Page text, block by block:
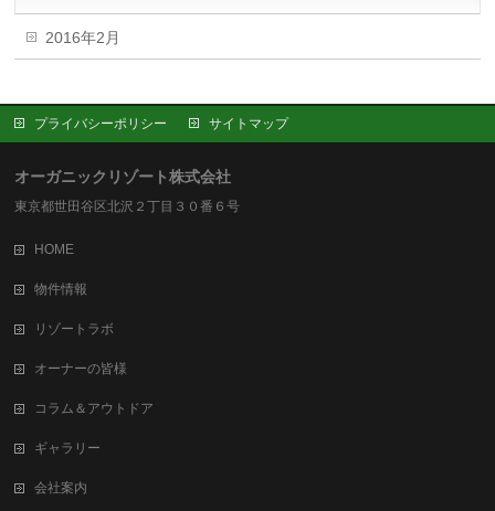
2016年2月
プライバシーポリシー サイトマップ
オーガニックリゾート株式会社
東京都世田谷区北沢２丁目３０番６号
HOME
物件情報
リゾートラボ
オーナーの皆様
コラム＆アウトドア
ギャラリー
会社案内